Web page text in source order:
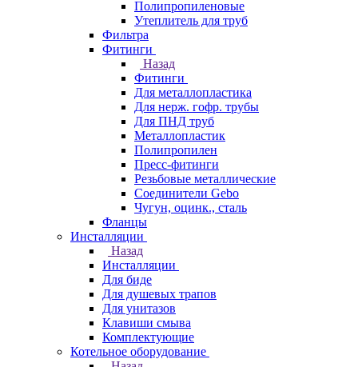
Полипропиленовые
Утеплитель для труб
Фильтра
Фитинги
Назад
Фитинги
Для металлопластика
Для нерж. гофр. трубы
Для ПНД труб
Металлопластик
Полипропилен
Пресс-фитинги
Резьбовые металлические
Соединители Gebo
Чугун, оцинк., сталь
Фланцы
Инсталляции
Назад
Инсталляции
Для биде
Для душевых трапов
Для унитазов
Клавиши смыва
Комплектующие
Котельное оборудование